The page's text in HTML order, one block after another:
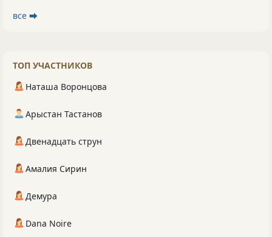
все ⮕
ТОП УЧАСТНИКОВ
Наташа Воронцова
Арыстан Тастанов
Двенадцать струн
Амалия Сирин
Демура
Dana Noire